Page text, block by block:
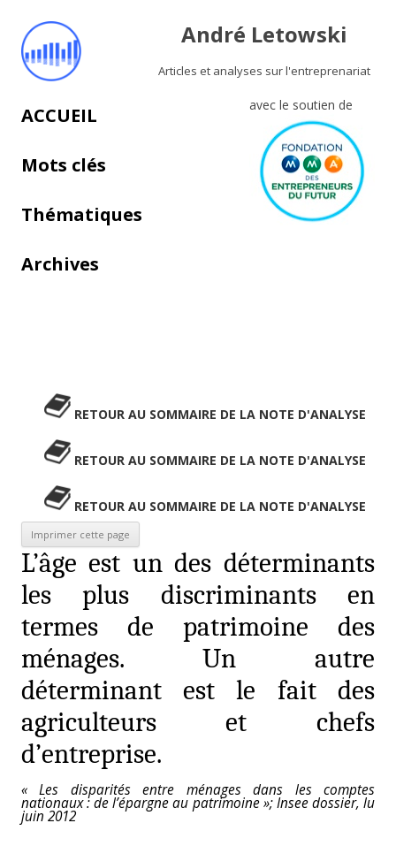
André Letowski
Articles et analyses sur l'entreprenariat
avec le soutien de
Aller au contenu principal
ACCUEIL
Mots clés
Thématiques
Archives
RETOUR AU SOMMAIRE DE LA NOTE D'ANALYSE
RETOUR AU SOMMAIRE DE LA NOTE D'ANALYSE
RETOUR AU SOMMAIRE DE LA NOTE D'ANALYSE
L’âge est un des déterminants
les plus discriminants en
termes de patrimoine des
ménages. Un autre
déterminant est le fait des
agriculteurs et chefs
d’entreprise.
« Les disparités entre ménages dans les comptes
nationaux : de l’épargne au patrimoine »; Insee dossier, lu
juin 2012